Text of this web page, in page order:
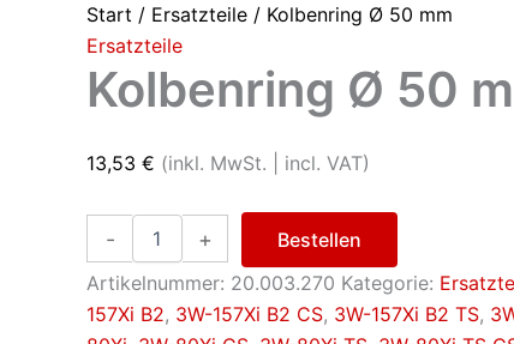
Start / Ersatzteile / Kolbenring Ø 50 mm
Ersatzteile
Kolbenring Ø 50
13,53 € (inkl. MwSt. | incl. VAT)
-
Kolbenring
50
mm
Menge
+
Bestellen
Artikelnummer: 20.003.270 Kategorie:
157Xi B2, 3W-157Xi B2 CS, 3W-157Xi B2 TS,